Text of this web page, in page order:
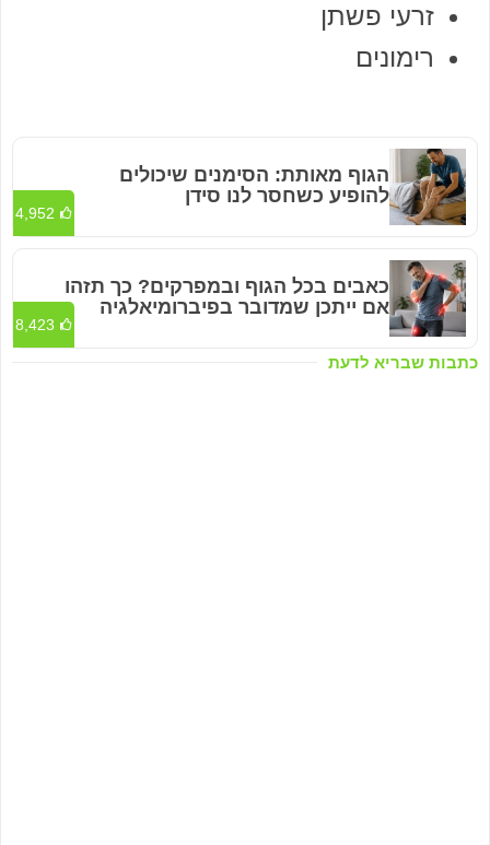
זרעי פשתן
רימונים
כתבות שבריא לדעת
הגוף מאותת: הסימנים שיכולים
להופיע כשחסר לנו סידן
4,952
כאבים בכל הגוף ובמפרקים? כך תזהו
אם ייתכן שמדובר בפיברומיאלגיה
8,423